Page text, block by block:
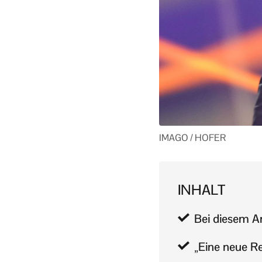
IMAGO / HOFER
INHALT
Bei diesem
„Eine neue